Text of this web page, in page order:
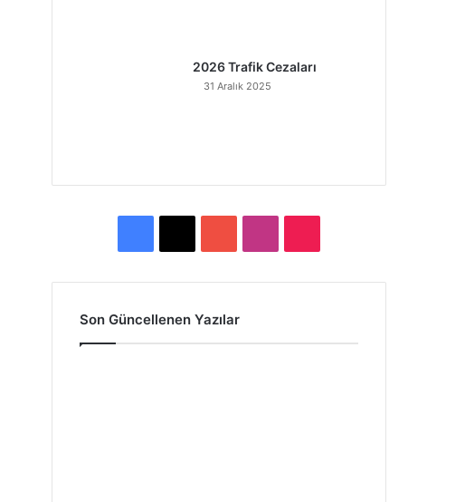
2026 Trafik Cezaları
31 Aralık 2025
e
T
t
T
Son Güncellenen Yazılar